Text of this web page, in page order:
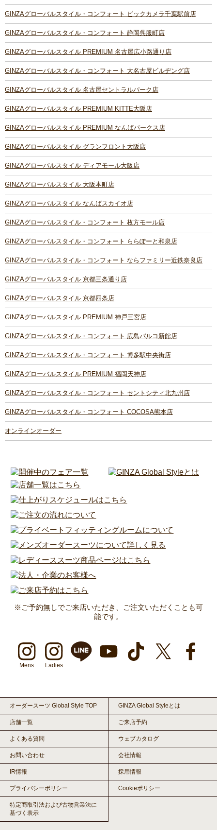
GINZAグローバルスタイル・コンフォート ビックカメラ千葉駅前店
GINZAグローバルスタイル・コンフォート 静岡呉服町店
GINZAグローバルスタイル PREMIUM 名古屋広小路通り店
GINZAグローバルスタイル・コンフォート 大名古屋ビルヂング店
GINZAグローバルスタイル 名古屋セントラルパーク店
GINZAグローバルスタイル PREMIUM KITTE大阪店
GINZAグローバルスタイル PREMIUM なんばパークス店
GINZAグローバルスタイル グランフロント大阪店
GINZAグローバルスタイル ディアモール大阪店
GINZAグローバルスタイル 大阪本町店
GINZAグローバルスタイル なんばスカイオ店
GINZAグローバルスタイル・コンフォート 枚方モール店
GINZAグローバルスタイル・コンフォート ららぽーと和泉店
GINZAグローバルスタイル・コンフォート ならファミリー近鉄奈良店
GINZAグローバルスタイル 京都三条通り店
GINZAグローバルスタイル 京都四条店
GINZAグローバルスタイル PREMIUM 神戸三宮店
GINZAグローバルスタイル・コンフォート 広島パルコ新館店
GINZAグローバルスタイル・コンフォート 博多駅中央街店
GINZAグローバルスタイル PREMIUM 福岡天神店
GINZAグローバルスタイル・コンフォート セントシティ北九州店
GINZAグローバルスタイル・コンフォート COCOSA熊本店
オンラインオーダー
※ご予約無しでご来店いただき、ご注文いただくことも可
能です。
Mens Ladies
オーダースーツ Global Style TOP GINZA Global Styleとは
店舗一覧 ご来店予約
よくある質問 ウェブカタログ
お問い合わせ 会社情報
IR情報 採用情報
プライバシーポリシー Cookieポリシー
特定商取引法および古物営業法に
基づく表示